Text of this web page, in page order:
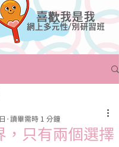
喜歡我是我
網上多元性/別研習班
，只有兩個選擇
讀畢需時 1 分鐘